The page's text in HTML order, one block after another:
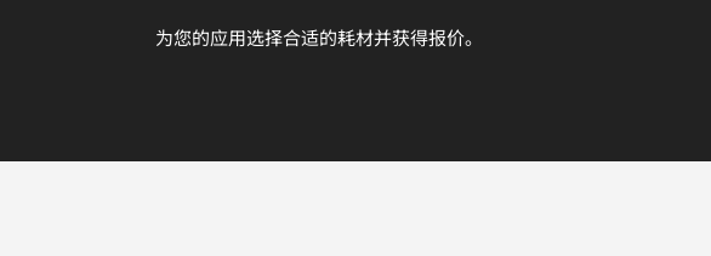
为您的应用选择合适的耗材并获得报价。